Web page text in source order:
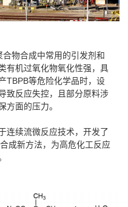
物合成中常用的引发剂和
有机过氧化物氧化性强，具
TBPB等危险化学品时，设
致反应失控，且部分原料涉
方面的压力。
连续流微反应技术，开发了
成新方法，为高危化工反应